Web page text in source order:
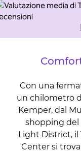
Con una
un chilometro
Kemper, dal
shopping del
Light District, il
Center si